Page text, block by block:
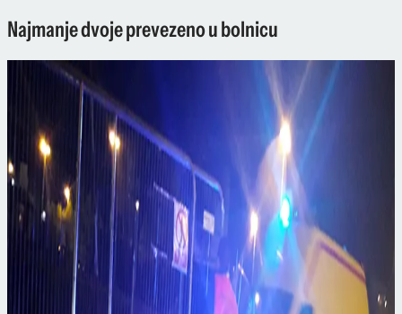
Najmanje dvoje prevezeno u bolnicu